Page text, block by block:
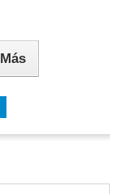
Más